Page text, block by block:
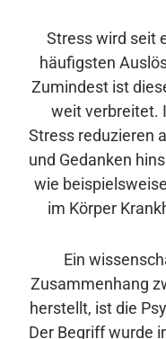
Stress wird seit
häufigsten
Zumindest ist
weit verbreitet.
Stress reduzieren
und Gedanken
wie
im Körper
Ein
Zusammenhang
herstellt, ist die
Der Begriff wurde